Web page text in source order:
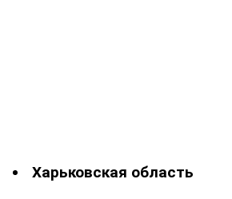
Харьковская область